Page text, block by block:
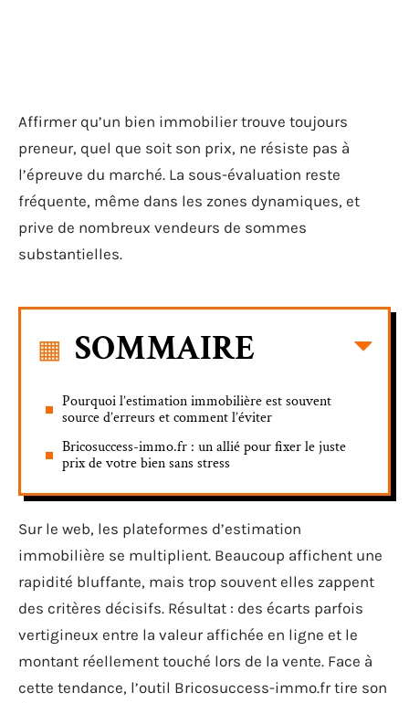
Affirmer qu’un bien immobilier trouve toujours
preneur, quel que soit son prix, ne résiste pas à
l’épreuve du marché. La sous-évaluation reste
fréquente, même dans les zones dynamiques, et
prive de nombreux vendeurs de sommes
substantielles.
SOMMAIRE
Pourquoi l’estimation immobilière est souvent
source d’erreurs et comment l’éviter
Bricosuccess-immo.fr : un allié pour fixer le juste
prix de votre bien sans stress
Sur le web, les plateformes d’estimation
immobilière se multiplient. Beaucoup affichent une
rapidité bluffante, mais trop souvent elles zappent
des critères décisifs. Résultat : des écarts parfois
vertigineux entre la valeur affichée en ligne et le
montant réellement touché lors de la vente. Face à
cette tendance, l’outil Bricosuccess-immo.fr tire son